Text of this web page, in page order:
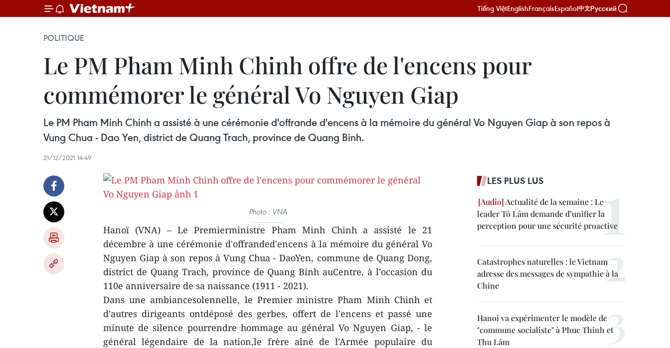
Tiếng ViệtEnglishFrançaisEspañol中文Русский
POLITIQUE
Le PM Pham Minh Chinh offre de l'encens pour
commémorer le général Vo Nguyen Giap
Le PM Pham Minh Chinh a assisté à une cérémonie d'offrande d'encens à la mémoire du général Vo Nguyen Giap à son repos à
Vung Chua - Dao Yen, district de Quang Trach, province de Quang Binh.
21/12/2021 14:49
Photo : VNA
Hanoï (VNA) – Le Premierministre Pham Minh Chinh a assisté le 21
décembre à une cérémonie d'offranded'encens à la mémoire du général Vo
Nguyen Giap à son repos à Vung Chua - DaoYen, commune de Quang Dong,
district de Quang Trach, province de Quang Binh auCentre, à l’occasion du
110e anniversaire de sa naissance (1911 - 2021).
Dans une ambiancesolennelle, le Premier ministre Pham Minh Chinh et
d'autres dirigeants ontdéposé des gerbes, offert de l'encens et passé une
minute de silence pourrendre hommage au général Vo Nguyen Giap, - le
général légendaire de la nation,le frère aîné de l'Armée populaire du
LES PLUS LUS
Actualité de la semaine : Le
leader Tô Lâm demande d’unifier la
perception pour une sécurité proactive
Catastrophes naturelles : le Vietnam
adresse des messages de sympathie à la
Chine
Hanoi va expérimenter le modèle de
"commune socialiste" à Phuc Thinh et
Thu Lâm